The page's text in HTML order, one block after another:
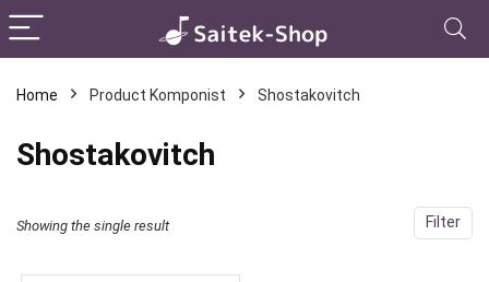
Home Product Komponist Shostakovitch
Shostakovitch
Filter
Showing the single result